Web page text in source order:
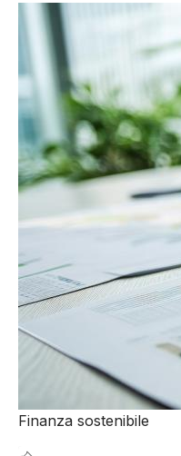
Finanza sostenibile